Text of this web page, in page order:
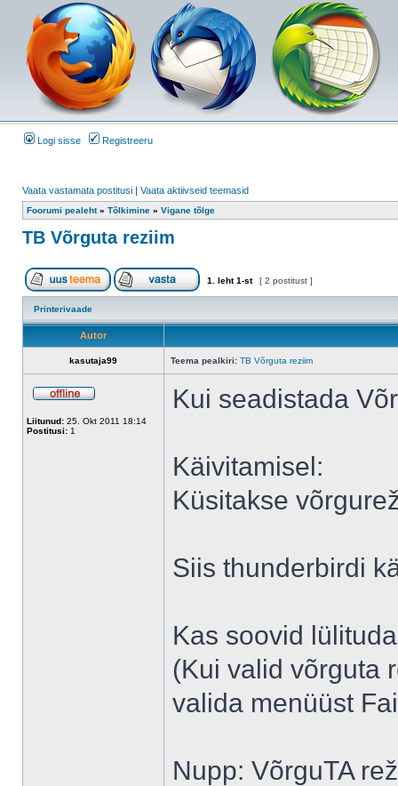
Logi sisse Registreeru
Vaata vastamata postitusi | Vaata aktiivseid teemasid
Foorumi pealeht» Tõlkimine » Vigane tõlge
TB Võrguta reziim
1 . leht1-st [ 2 postitust ]
Printerivaade
Autor
kasutaja99 Teema pealkiri: TB Võrguta reziim
Liitunud: 25. Okt 2011 18:14
Postitusi: 1
Kui seadistada
Käivitamisel:
Küsitakse
Siis thunderbirdi
Kas soovid
(Kui valid võrguta
valida menüüst
Nupp: VõrguTA